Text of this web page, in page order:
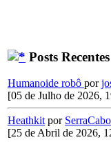
Posts Recentes
Humanoide robô por
[05 de Julho de 2026,
Heathkit por SerraCabo
[25 de Abril de 2026,